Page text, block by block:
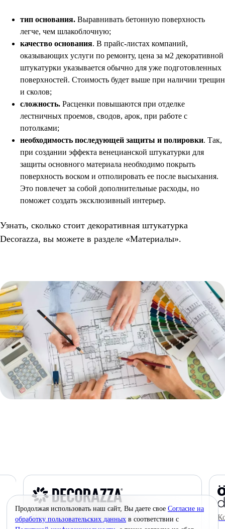
тип основания. Выравнивать бетонную поверхность
легче, чем шлакоблочную;
качество основания. В прайс-листах компаний,
оказывающих услуги по ремонту, цена за м2 декоративной
штукатурки указывается обычно для уже подготовленных
поверхностей. Стоимость будет выше при наличии трещин
и сколов;
сложность. Расценки повышаются при отделке
лестничных проемов, сводов, арок, при работе с
потолками;
необходимость последующей защиты и полировки. Так,
при создании эффекта венецианской штукатурки для
защиты основного материала необходимо покрыть
поверхность воском и отполировать ее после высыхания.
Это повлечет за собой дополнительные расходы, но
поможет создать эксклюзивный интерьер.
Узнать, сколько стоит декоративная штукатурка
Decorazza, вы можете в разделе «Материалы».
Инновационные краски премиум-класса
Продолжая использовать наш сайт, Вы даете свое Согласие на
обработку пользовательских данных в соответствии с